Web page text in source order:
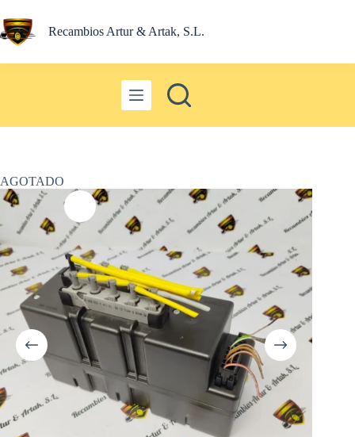
al
contenido Recambios Artur & Artak, S.L.
AGOTADO